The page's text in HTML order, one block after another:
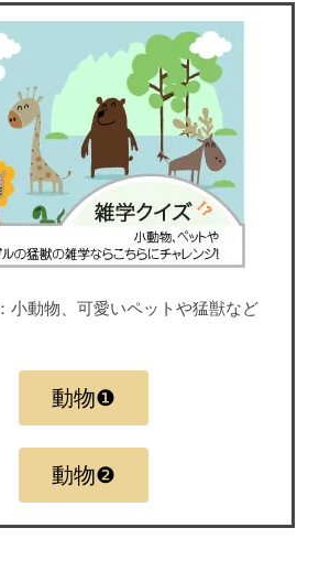
：小動物、可愛いペットや猛獣など
動物❶
動物❷